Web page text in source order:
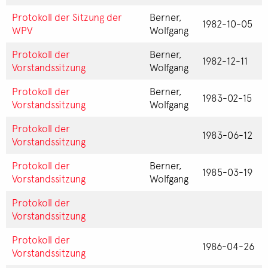
Protokoll der Sitzung der
WPV
Berner,
Wolfgang
1982-10-05
Protokoll der
Vorstandssitzung
Berner,
Wolfgang
1982-12-11
Protokoll der
Vorstandssitzung
Berner,
Wolfgang
1983-02-15
Protokoll der
Vorstandssitzung
1983-06-12
Protokoll der
Vorstandssitzung
Berner,
Wolfgang
1985-03-19
Protokoll der
Vorstandssitzung
Protokoll der
Vorstandssitzung
1986-04-26